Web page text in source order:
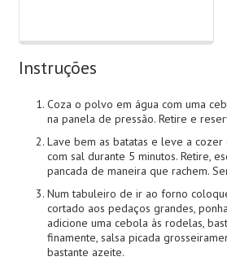
Instruções
Coza o polvo em água com uma
na panela de pressão. Retire e
Lave bem as batatas e leve a cozer
com sal durante 5 minutos. Retire,
pancada de maneira que rachem.
Num tabuleiro de ir ao forno
cortado aos pedaços grandes,
adicione uma cebola às rodelas,
finamente, salsa picada
bastante azeite.